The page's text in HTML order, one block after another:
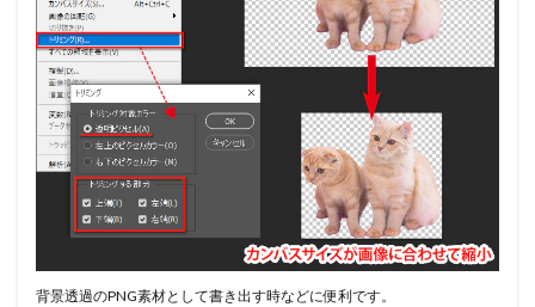
背景透過のPNG素材として書き出す時などに便利です。